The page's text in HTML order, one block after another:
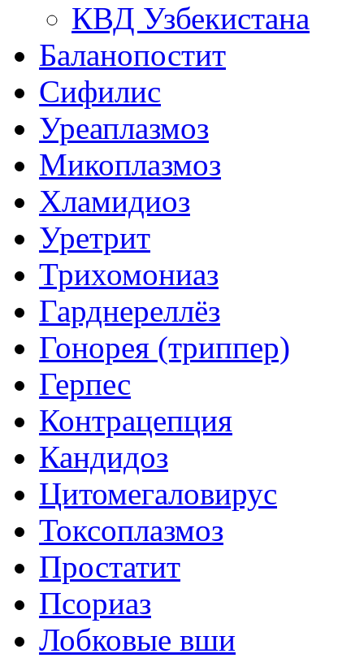
КВД Узбекистана
Баланопостит
Сифилис
Уреаплазмоз
Микоплазмоз
Хламидиоз
Уретрит
Трихомониаз
Гарднереллёз
Гонорея (триппер)
Герпес
Контрацепция
Кандидоз
Цитомегаловирус
Токсоплазмоз
Простатит
Псориаз
Лобковые вши